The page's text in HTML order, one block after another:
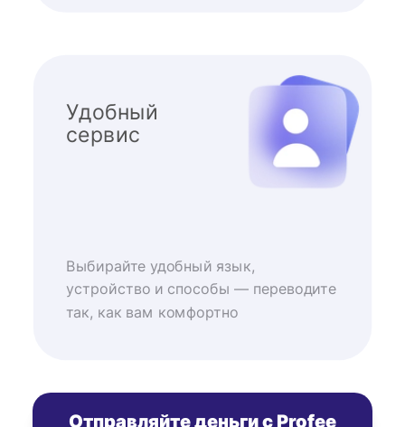
Удобный
сервис
Выбирайте удобный язык,
устройство и способы — переводите
так, как вам комфортно
Отправляйте деньги с Profee